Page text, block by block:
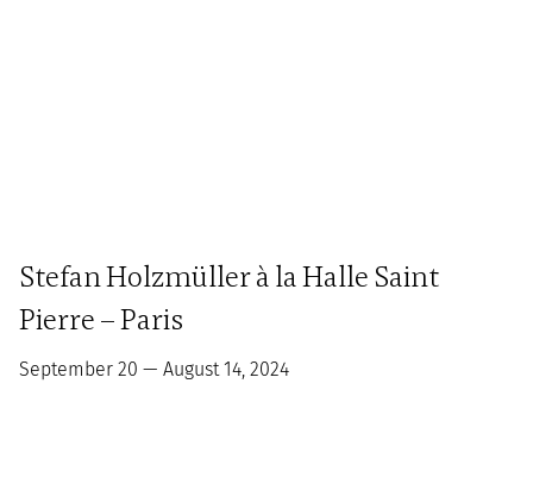
Stefan Holzmüller à la Halle Saint
Pierre – Paris
September 20 — August 14, 2024